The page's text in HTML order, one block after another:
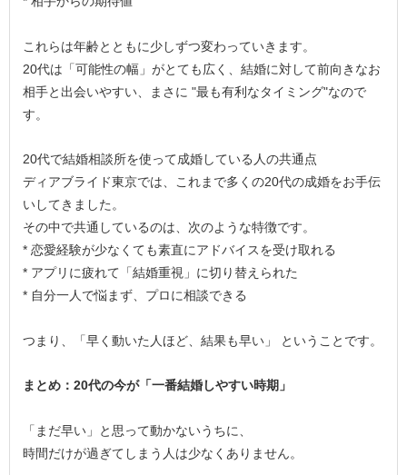
これらは年齢とともに少しずつ変わっていきます。
20代は「可能性の幅」がとても広く、結婚に対して前向きなお
相手と出会いやすい、まさに "最も有利なタイミング"なので
す。
20代で結婚相談所を使って成婚している人の共通点
ディアブライド東京では、これまで多くの20代の成婚をお手伝
いしてきました。
その中で共通しているのは、次のような特徴です。
* 恋愛経験が少なくても素直にアドバイスを受け取れる
* アプリに疲れて「結婚重視」に切り替えられた
* 自分一人で悩まず、プロに相談できる
つまり、「早く動いた人ほど、結果も早い」 ということです。
まとめ：20代の今が「一番結婚しやすい時期」
「まだ早い」と思って動かないうちに、
時間だけが過ぎてしまう人は少なくありません。